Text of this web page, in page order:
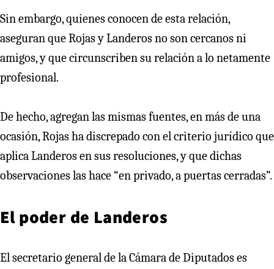
Sin embargo, quienes conocen de esta relación,
aseguran que Rojas y Landeros no son cercanos ni
amigos, y que circunscriben su relación a lo netamente
profesional.
De hecho, agregan las mismas fuentes, en más de una
ocasión, Rojas ha discrepado con el criterio jurídico que
aplica Landeros en sus resoluciones, y que dichas
observaciones las hace “en privado, a puertas cerradas”.
El poder de Landeros
El secretario general de la Cámara de Diputados es